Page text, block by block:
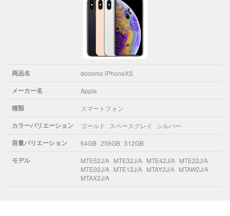
商品名 docomo iPhoneXS
メーカー名 Apple
種類 スマートフォン
カラーバリエーション ゴールド スペースグレイ シルバー
容量バリエーション 64GB 256GB 512GB
モデル MTE52J/A MTE32J/A MTE42J/A MTE22J/A
MTE02J/A MTE12J/A MTAY2J/A MTAW2J/A
MTAX2J/A